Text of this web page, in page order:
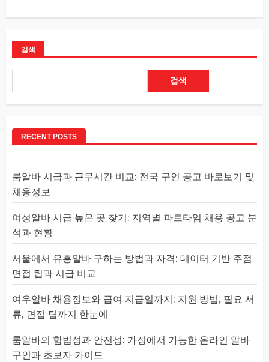
검색
검색
RECENT POSTS
룸알바 시급과 근무시간 비교: 전국 구인 공고 바로보기 및
채용정보
여성알바 시급 높은 곳 찾기: 지역별 파트타임 채용 공고 분
석과 현황
서울에서 유흥알바 구하는 방법과 자격: 데이터 기반 주점
면접 팁과 시급 비교
여우알바 채용정보와 급여 지급일까지: 지원 방법, 필요 서
류, 면접 팁까지 한눈에
룸알바의 합법성과 안전성: 가정에서 가능한 온라인 알바
구인과 초보자 가이드